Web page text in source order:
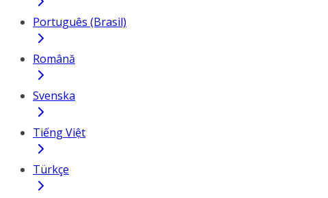
Português (Brasil)
Română
Svenska
Tiếng Việt
Türkçe